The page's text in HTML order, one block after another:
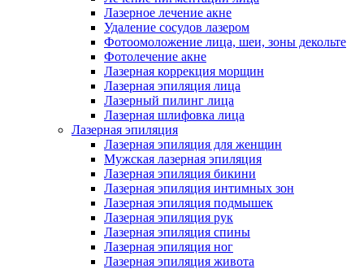
Лазерное лечение акне
Удаление сосудов лазером
Фотоомоложение лица, шеи, зоны декольте
Фотолечение акне
Лазерная коррекция морщин
Лазерная эпиляция лица
Лазерный пилинг лица
Лазерная шлифовка лица
Лазерная эпиляция
Лазерная эпиляция для женщин
Мужская лазерная эпиляция
Лазерная эпиляция бикини
Лазерная эпиляция интимных зон
Лазерная эпиляция подмышек
Лазерная эпиляция рук
Лазерная эпиляция спины
Лазерная эпиляция ног
Лазерная эпиляция живота